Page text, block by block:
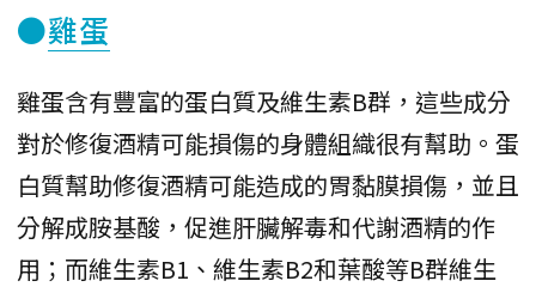
●雞蛋
雞蛋含有豐富的蛋白質及維生素B群，這些成分
對於修復酒精可能損傷的身體組織很有幫助。蛋
白質幫助修復酒精可能造成的胃黏膜損傷，並且
分解成胺基酸，促進肝臟解毒和代謝酒精的作
用；而維生素B1、維生素B2和葉酸等B群維生